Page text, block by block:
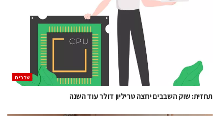
‫שבבים‬
תחזית: שוק השבבים יחצה טריליון דולר עוד השנה